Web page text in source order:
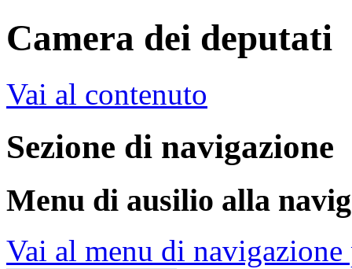
Camera dei deputati
Vai al contenuto
Sezione di navigazione
Menu di ausilio alla
Vai al menu di